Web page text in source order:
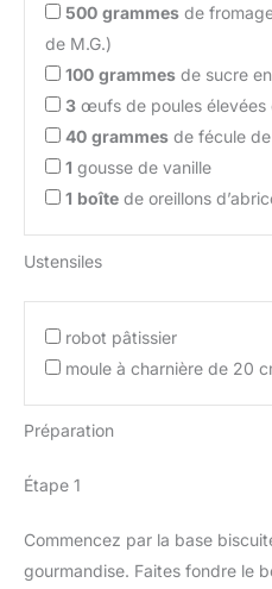
500 grammes de
de M.G.)
100 grammes de sucre
3 œufs de poules élevées
40 grammes de fécule
1 gousse de vanille
1 boîte de oreillons
Ustensiles
robot pâtissier
moule à charnière de 20
Préparation
Étape 1
Commencez par la base
gourmandise. Faites fondre le